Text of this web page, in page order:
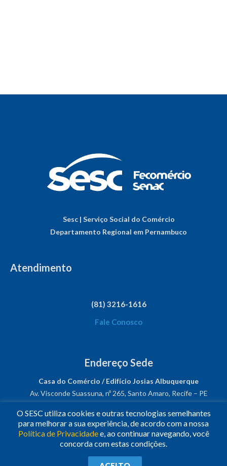
Sesc | Serviço Social do Comércio
Departamento Regional em Pernambuco
Atendimento
(81) 3216-1616
Fale Conosco
Endereço Sede
Casa do Comércio / Edifício Josias Albuquerque
Av. Visconde Suassuna, nº 265, Santo Amaro, Recife – PE
CNPJ: 03.482.931/0001-61
Siga-nos!
Todos os Direitos Reservados.
O SESC utiliza cookies e outras tecnologias semelhantes
para melhorar a sua experiência, de acordo com a nossa
Política de Privacidadee, ao continuar navegando, você
concorda com estas condições.